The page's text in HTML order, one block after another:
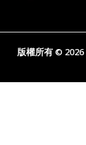
版權所有 © 2026